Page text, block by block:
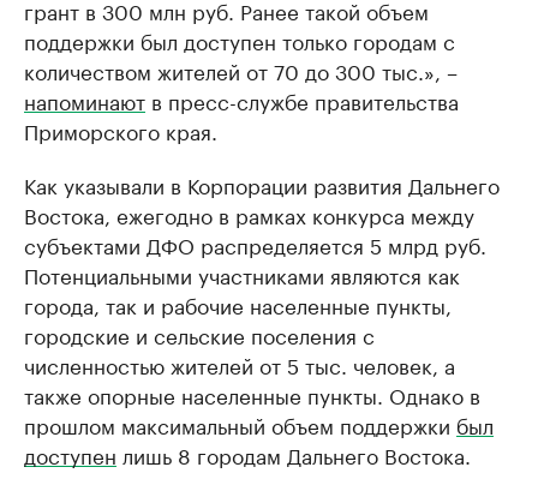
грант в 300 млн руб. Ранее такой объем
поддержки был доступен только городам с
количеством жителей от 70 до 300 тыс.», –
напоминают в пресс-службе правительства
Приморского края.
Как указывали в Корпорации развития Дальнего
Востока, ежегодно в рамках конкурса между
субъектами ДФО распределяется 5 млрд руб.
Потенциальными участниками являются как
города, так и рабочие населенные пункты,
городские и сельские поселения с
численностью жителей от 5 тыс. человек, а
также опорные населенные пункты. Однако в
прошлом максимальный объем поддержки был
доступен лишь 8 городам Дальнего Востока.